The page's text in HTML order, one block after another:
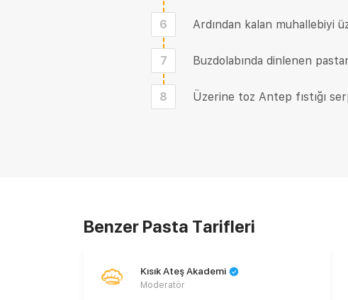
6 Ardından kalan muhallebiyi
7 Buzdolabında dinlenen
8 Üzerine toz Antep fıstığı
Benzer Pasta Tarifleri
Kısık Ateş Akademi
Moderatör